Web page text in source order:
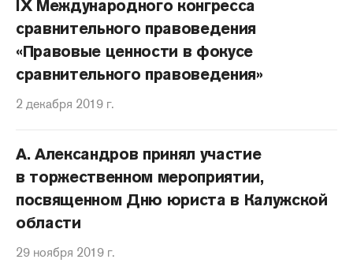
IX Международного конгресса
сравнительного правоведения
«Правовые ценности в фокусе
сравнительного правоведения»
2 декабря 2019 г.
А. Александров принял участие
в торжественном мероприятии,
посвященном Дню юриста в Калужской
области
29 ноября 2019 г.